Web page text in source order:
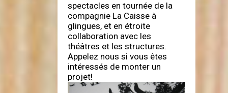
spectacles en tournée de la
compagnie La Caisse à
glingues, et en étroite
collaboration avec les
théâtres et les structures.
Appelez nous si vous êtes
intéressés de monter un
projet!